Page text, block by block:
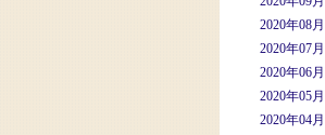
2020年08月
2020年07月
2020年06月
2020年05月
2020年04月